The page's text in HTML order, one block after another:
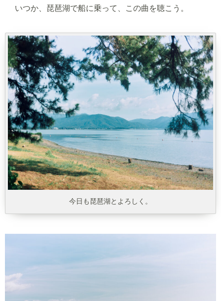
いつか、琵琶湖で船に乗って、この曲を聴こう。
今日も琵琶湖とよろしく。